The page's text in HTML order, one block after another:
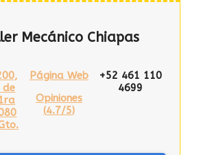
Mecánico Chiapas
de
Página Web
Opiniones
(4.7/5)
+52 461 110
4699